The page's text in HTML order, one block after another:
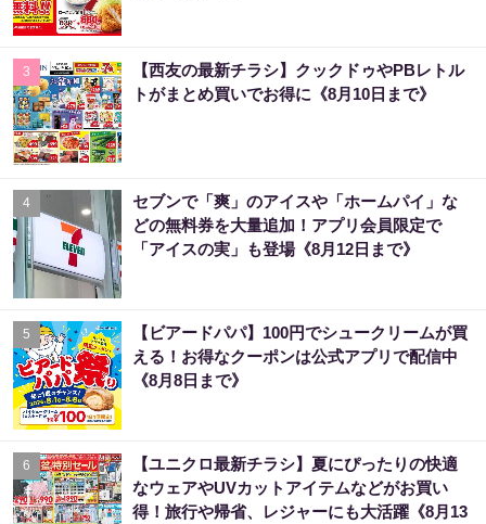
3
【西友の最新チラシ】クックドゥやPBレトル
トがまとめ買いでお得に《8月10日まで》
4
セブンで「爽」のアイスや「ホームパイ」な
どの無料券を大量追加！アプリ会員限定で
「アイスの実」も登場《8月12日まで》
5
【ビアードパパ】100円でシュークリームが買
える！お得なクーポンは公式アプリで配信中
《8月8日まで》
6
【ユニクロ最新チラシ】夏にぴったりの快適
なウェアやUVカットアイテムなどがお買い
得！旅行や帰省、レジャーにも大活躍《8月13